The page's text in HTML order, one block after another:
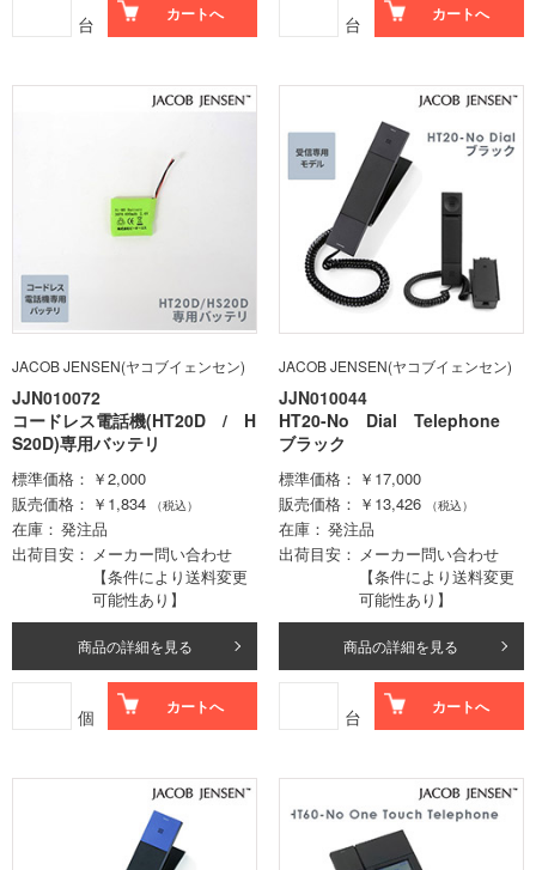
台 カートへ 台 カートへ
JACOB JENSEN(ヤコブイェンセン)
JJN010072
コードレス電話機(HT20D / H
S20D)専用バッテリ
標準価格
￥2,000
販売価格
￥1,834 （税込）
在庫
発注品
出荷目安
メーカー問い合わせ
【条件により送料変更
可能性あり】
商品の詳細を見る
個 カートへ
JACOB JENSEN(ヤコブイェンセン)
JJN010044
HT20-No Dial Telephone
ブラック
標準価格
￥17,000
販売価格
￥13,426 （税込）
在庫
発注品
出荷目安
メーカー問い合わせ
【条件により送料変更
可能性あり】
商品の詳細を見る
台 カートへ